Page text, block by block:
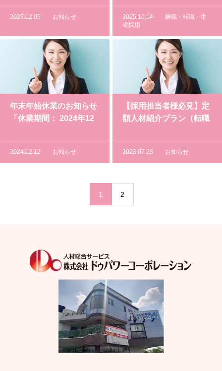
月4日（日）」
2025.12.05 お知らせ
職先の薦め！
2025.10.14
離職・転職・中
途採用
年末年始休業のお知らせ
「休業期間： 2024年12
月5日（日）」
2024.12.12 お知らせ
【採用担当者様必見】定
額人材紹介プラン（転職
用0円・完全成果報酬
型・定額で安心（返金制
2023.07.23 お知らせ
1 2